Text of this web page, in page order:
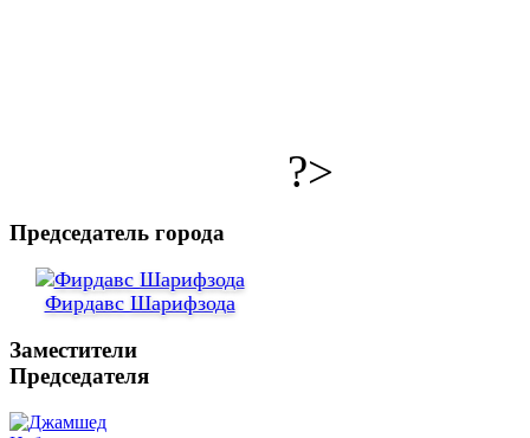
?>
Председатель города
Фирдавс Шарифзода
Заместители
Председателя